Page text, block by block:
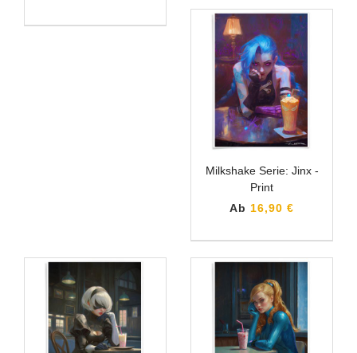
Milkshake Serie: Jinx -
Print
Ab 16,90 €